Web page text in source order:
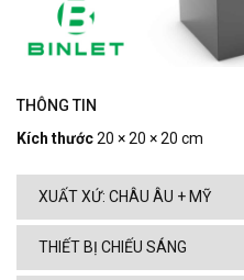
THÔNG TIN
Kích thước20 × 20 × 20 cm
XUẤT XỨ: CHÂU ÂU + MỸ
THIẾT BỊ CHIẾU SÁNG